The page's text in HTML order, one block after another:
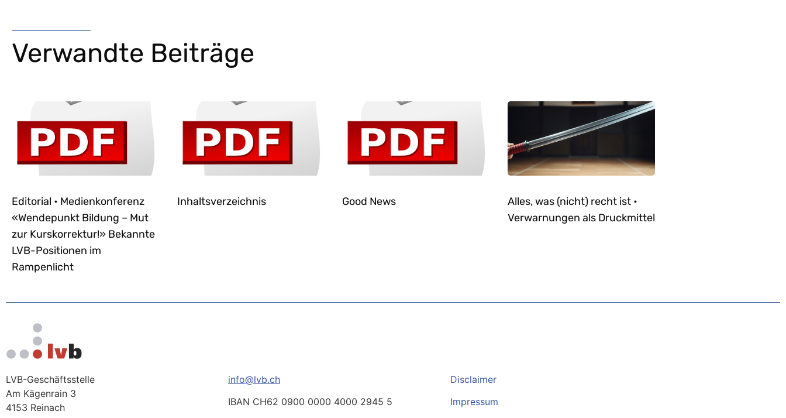
Verwandte Beiträge
Editorial • Medienkonferenz
«Wendepunkt Bildung – Mut
zur Kurskorrektur!» Bekannte
LVB-Positionen im
Rampenlicht
Inhaltsverzeichnis Good News
Alles, was (nicht) recht ist •
Verwarnungen als Druckmittel
LVB-Geschäftsstelle
Am Kägenrain 3
4153 Reinach
info@lvb.ch
IBAN CH62 0900 0000 4000 2945 5
Disclaimer
Impressum